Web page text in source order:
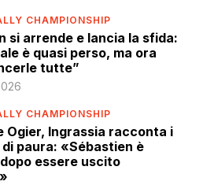
CHAMPIONSHIP
si arrende e lancia la sfida:
è quasi perso, ma ora
tutte”
CHAMPIONSHIP
Ogier, Ingrassia racconta i
paura: «Sébastien è
essere uscito